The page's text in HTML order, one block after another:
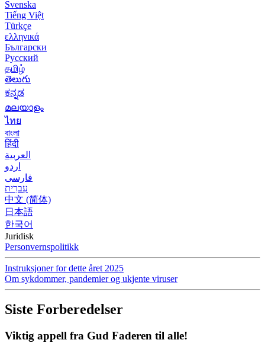
Svenska
Tiếng Việt
Türkçe
ελληνικά
Български
Русский
தமிழ்
తెలుగు
ಕನ್ನಡ
മലയാളം
ไทย
বাংলা
हिंदी
العربية
اردو
فارسی
עִברִית
中文 (简体)
日本語
한국어
Juridisk
Personvernspolitikk
Instruksjoner for dette året 2025
Om sykdommer, pandemier og ukjente viruser
Siste Forberedelser
Viktig appell fra Gud Faderen til alle!